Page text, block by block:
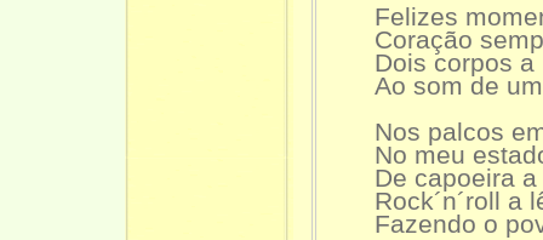
Felizes
Coração
Dois corpos
Ao som de
Nos palcos
No meu
De capoeira
Rock´n´roll a
Fazendo o